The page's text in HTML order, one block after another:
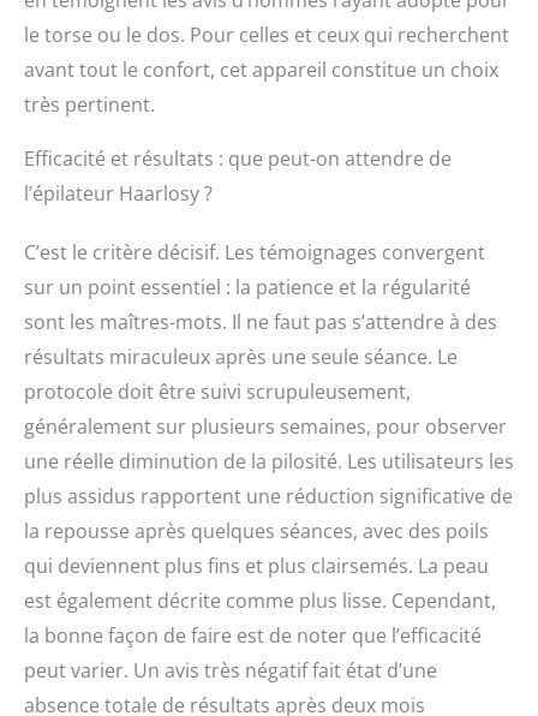
le torse ou le dos. Pour celles et ceux qui recherchent
avant tout le confort, cet appareil constitue un choix
très pertinent.
Efficacité et résultats : que peut-on attendre de
l’épilateur Haarlosy ?
C’est le critère décisif. Les témoignages convergent
sur un point essentiel : la patience et la régularité
sont les maîtres-mots. Il ne faut pas s’attendre à des
résultats miraculeux après une seule séance. Le
protocole doit être suivi scrupuleusement,
généralement sur plusieurs semaines, pour observer
une réelle diminution de la pilosité. Les utilisateurs les
plus assidus rapportent une réduction significative de
la repousse après quelques séances, avec des poils
qui deviennent plus fins et plus clairsemés. La peau
est également décrite comme plus lisse. Cependant,
la bonne façon de faire est de noter que l’efficacité
peut varier. Un avis très négatif fait état d’une
absence totale de résultats après deux mois